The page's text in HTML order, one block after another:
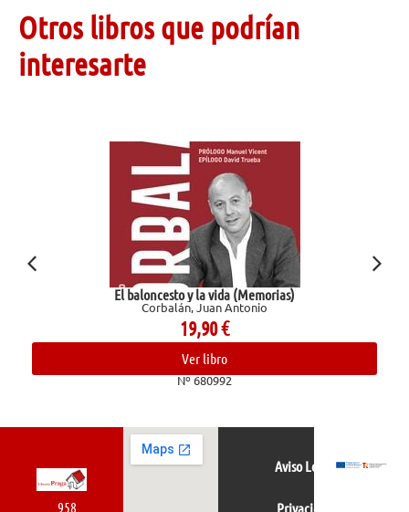
Otros libros que podrían
interesarte
El baloncesto y la vida (Memorias)
Corbalán, Juan Antonio
19,90€
Ver libro
Nº 680992
958
Aviso Legal
Privacidad